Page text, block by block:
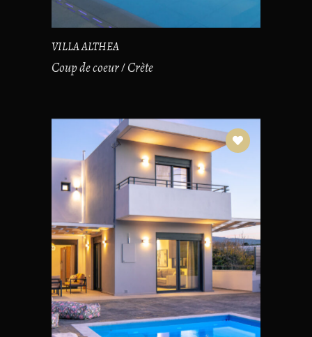
VILLA ALTHEA
Coup de coeur Crète